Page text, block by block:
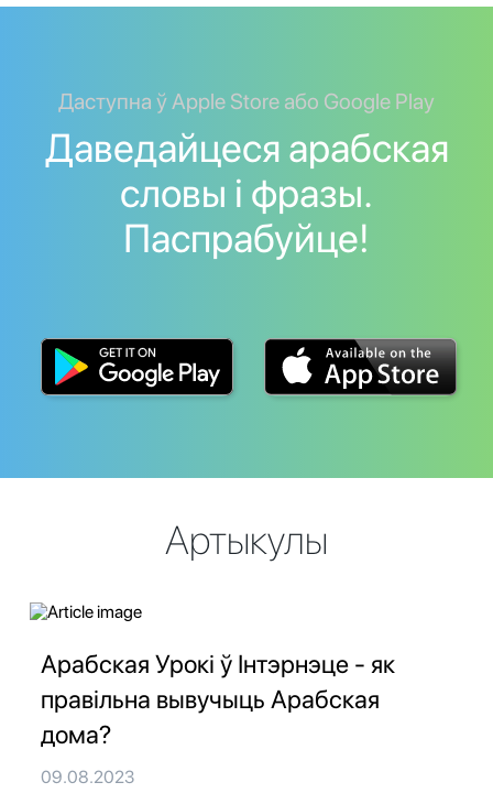
Даступна ў Apple Store або Google Play
Даведайцеся арабская
словы і фразы.
Паспрабуйце!
Артыкулы
Арабская Урокі ў Інтэрнэце - як
правільна вывучыць Арабская
дома?
09.08.2023